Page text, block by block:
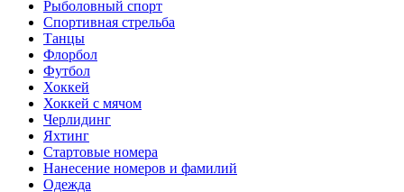
Рыболовный спорт
Спортивная стрельба
Танцы
Флорбол
Футбол
Хоккей
Хоккей с мячом
Черлидинг
Яхтинг
Стартовые номера
Нанесение номеров и фамилий
Одежда